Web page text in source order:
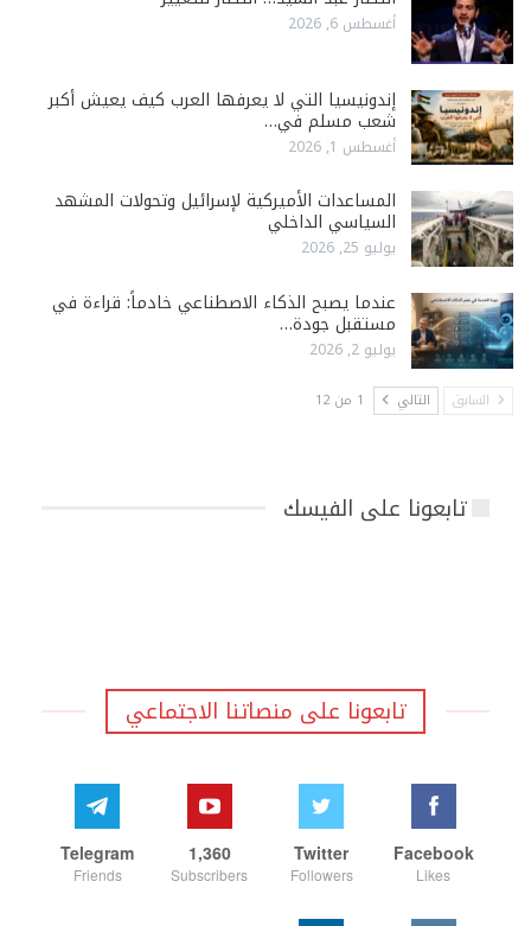
أغسطس 6, 2026
إندونيسيا التي لا يعرفها العرب كيف يعيش أكبر
شعب مسلم في…
أغسطس 1, 2026
المساعدات الأميركية لإسرائيل وتحولات المشهد
السياسي الداخلي
يوليو 25, 2026
عندما يصبح الذكاء الاصطناعي خادماً: قراءة في
مستقبل جودة…
يوليو 2, 2026
السابق التالي 1 من 12
تابعونا على الفيسك
تابعونا على منصاتنا الاجتماعي
Facebook
Likes
Twitter
Followers
1,360
Subscribers
Telegram
Friends